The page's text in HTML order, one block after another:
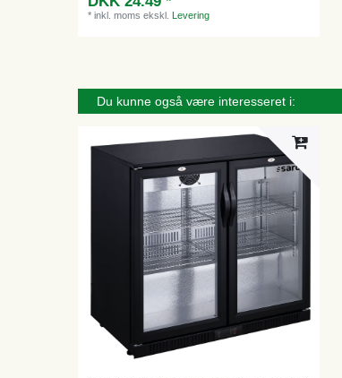
*inkl. moms ekskl.Levering
Du kunne også være interesseret i: